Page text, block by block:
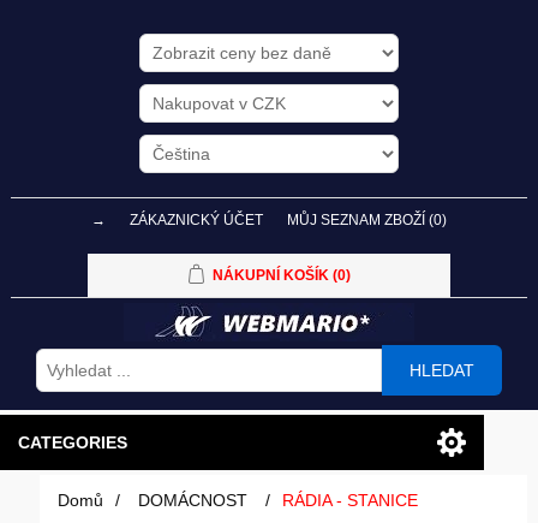
→ ZÁKAZNICKÝ ÚČET MŮJ SEZNAM ZBOŽÍ (0)
NÁKUPNÍ KOŠÍK (0)
HLEDAT
CATEGORIES
PC SESTAVY
Domů / DOMÁCNOST / RÁDIA - STANICE